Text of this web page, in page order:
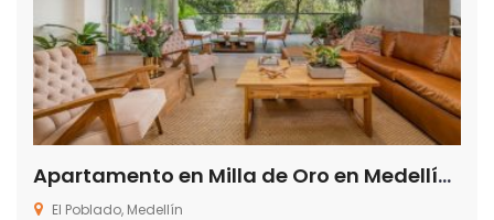
Apartamento en Milla de Oro en Medellín Antioquia
El Poblado, Medellín